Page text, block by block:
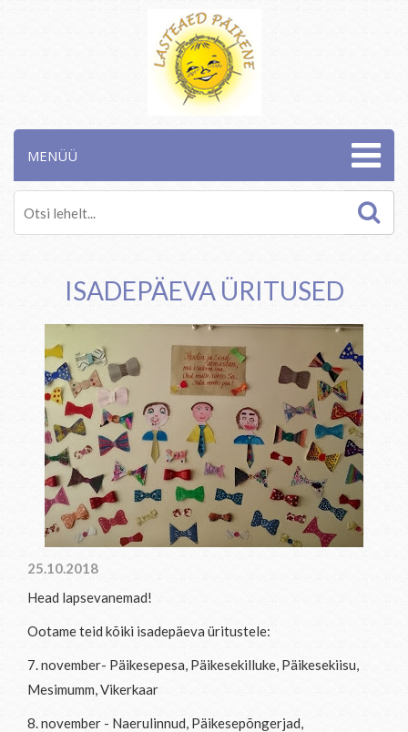
MENÜÜ
ISADEPÄEVA ÜRITUSED
25.10.2018
Head lapsevanemad!
Ootame teid kõiki isadepäeva üritustele:
7. november- Päikesepesa, Päikesekilluke, Päikesekiisu,
Mesimumm, Vikerkaar
8. november - Naerulinnud, Päikesepõngerjad,